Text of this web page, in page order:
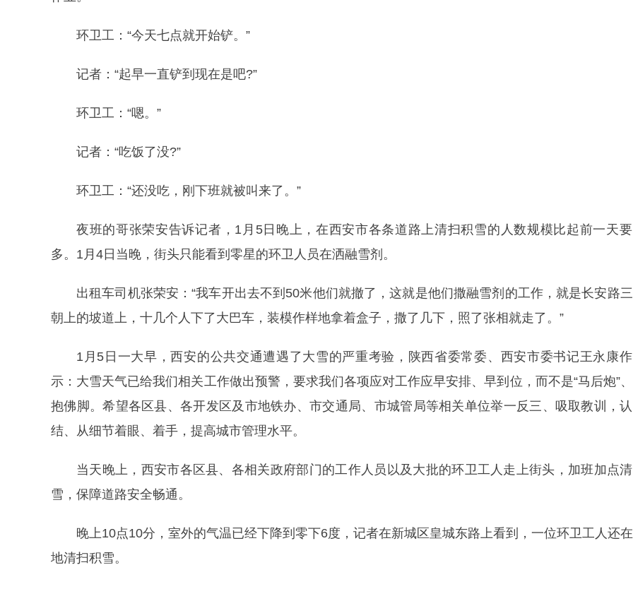
环卫工：“今天七点就开始铲。”
记者：“起早一直铲到现在是吧?”
环卫工：“嗯。”
记者：“吃饭了没?”
环卫工：“还没吃，刚下班就被叫来了。”
夜班的哥张荣安告诉记者，1月5日晚上，在西安市各条道路上清扫积雪的人数规模比起前一天
多。1月4日当晚，街头只能看到零星的环卫人员在洒融雪剂。
出租车司机张荣安：“我车开出去不到50米他们就撤了，这就是他们撒融雪剂的工作，就是长安路
朝上的坡道上，十几个人下了大巴车，装模作样地拿着盒子，撒了几下，照了张相就走了。”
1月5日一大早，西安的公共交通遭遇了大雪的严重考验，陕西省委常委、西安市委书记王永康
示：大雪天气已给我们相关工作做出预警，要求我们各项应对工作应早安排、早到位，而不是“马后炮”
抱佛脚。希望各区县、各开发区及市地铁办、市交通局、市城管局等相关单位举一反三、吸取教训，
结、从细节着眼、着手，提高城市管理水平。
当天晚上，西安市各区县、各相关政府部门的工作人员以及大批的环卫工人走上街头，加班加点
雪，保障道路安全畅通。
晚上10点10分，室外的气温已经下降到零下6度，记者在新城区皇城东路上看到，一位环卫工人还
地清扫积雪。